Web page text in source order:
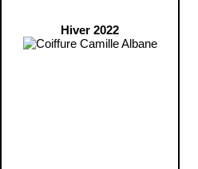
Hiver 2022